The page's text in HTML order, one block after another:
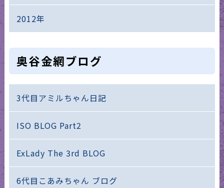
2012年
奥谷金網ブログ
3代目アミルちゃん日記
ISO BLOG Part2
ExLady The 3rd BLOG
6代目こあみちゃん ブログ